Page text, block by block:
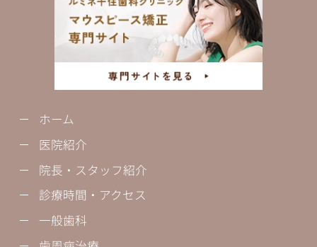
ホーム
医院紹介
院長・スタッフ紹介
診療時間・アクセス
一般歯科